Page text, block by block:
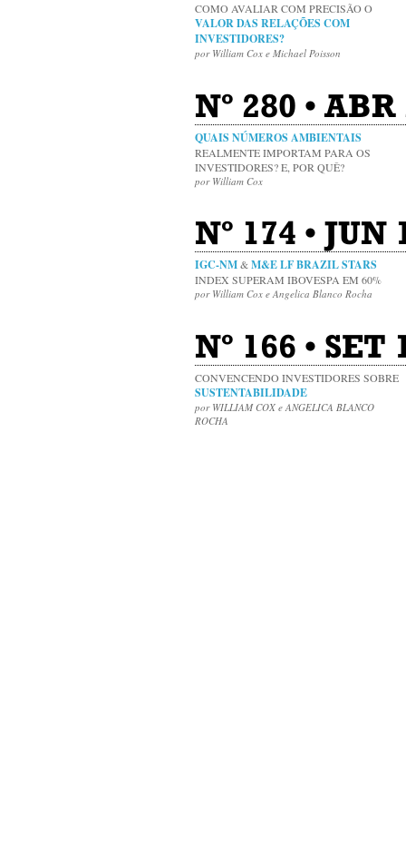
COMO AVALIAR COM PRECISÃO O
VALOR DAS RELAÇÕES COM
INVESTIDORES?
por William Cox e Michael Poisson
Nº 280 •
QUAIS NÚMEROS AMBIENTAIS
REALMENTE IMPORTAM PARA OS
INVESTIDORES? E, POR QUÊ?
por William Cox
Nº 174 •
IGC-NM& M&E LF BRAZIL STARS
INDEX SUPERAM IBOVESPA EM 60%
por William Cox e Angelica Blanco Rocha
Nº 166 •
CONVENCENDO INVESTIDORES SOBRE
SUSTENTABILIDADE
por WILLIAM COX e ANGELICA BLANCO
ROCHA